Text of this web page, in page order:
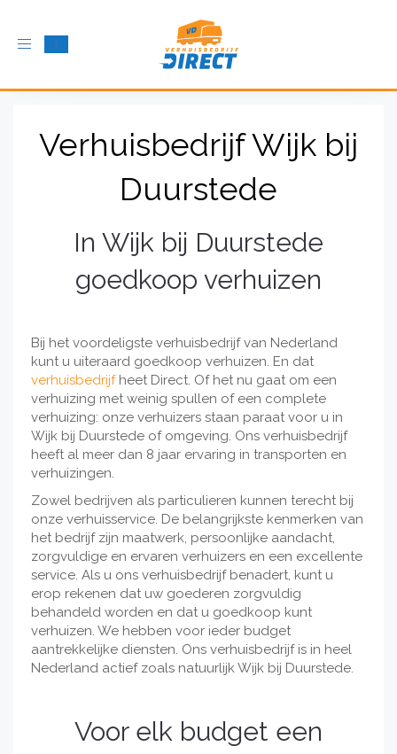
Schakel
Verhuisbedrijf Wijk bij
Duurstede
In Wijk bij Duurstede
goedkoop verhuizen
Bij het voordeligste verhuisbedrijf van Nederland
kunt u uiteraard goedkoop verhuizen. En dat
verhuisbedrijfheet Direct. Of het nu gaat om een
verhuizing met weinig spullen of een complete
verhuizing: onze verhuizers staan paraat voor u in
Wijk bij Duurstede of omgeving. Ons verhuisbedrijf
heeft al meer dan 8 jaar ervaring in transporten en
verhuizingen.
Zowel bedrijven als particulieren kunnen terecht bij
onze verhuisservice. De belangrijkste kenmerken van
het bedrijf zijn maatwerk, persoonlijke aandacht,
zorgvuldige en ervaren verhuizers en een excellente
service. Als u ons verhuisbedrijf benadert, kunt u
erop rekenen dat uw goederen zorgvuldig
behandeld worden en dat u goedkoop kunt
verhuizen. We hebben voor ieder budget
aantrekkelijke diensten. Ons verhuisbedrijf is in heel
Nederland actief zoals natuurlijk Wijk bij Duurstede.
Voor elk budget een